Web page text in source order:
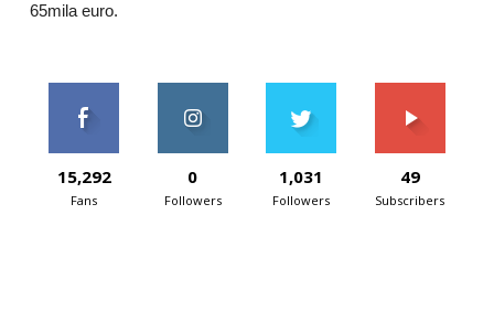
65mila euro.
15,292
Fans
0
Followers
1,031
Followers
49
Subscribers